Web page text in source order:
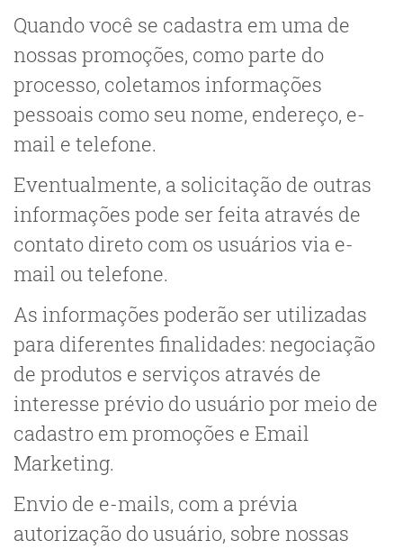
Quando você se cadastra em uma de
nossas promoções, como parte do
processo, coletamos informações
pessoais como seu nome, endereço, e-
mail e telefone.
Eventualmente, a solicitação de outras
informações pode ser feita através de
contato direto com os usuários via e-
mail ou telefone.
As informações poderão ser utilizadas
para diferentes finalidades: negociação
de produtos e serviços através de
interesse prévio do usuário por meio de
cadastro em promoções e Email
Marketing.
Envio de e-mails, com a prévia
autorização do usuário, sobre nossas